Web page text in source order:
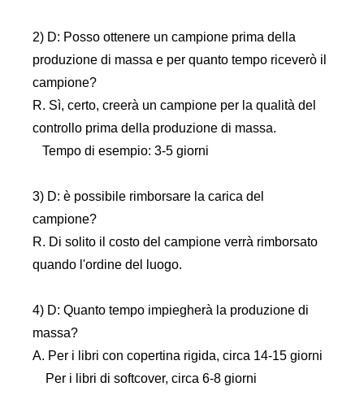
2) D: Posso ottenere un campione prima della
produzione di massa e per quanto tempo riceverò il
campione?
R. Sì, certo, creerà un campione per la qualità del
controllo prima della produzione di massa.
Tempo di esempio: 3-5 giorni
3) D: è possibile rimborsare la carica del
campione?
R. Di solito il costo del campione verrà rimborsato
quando l'ordine del luogo.
4) D: Quanto tempo impiegherà la produzione di
massa?
A. Per i libri con copertina rigida, circa 14-15 giorni
Per i libri di softcover, circa 6-8 giorni